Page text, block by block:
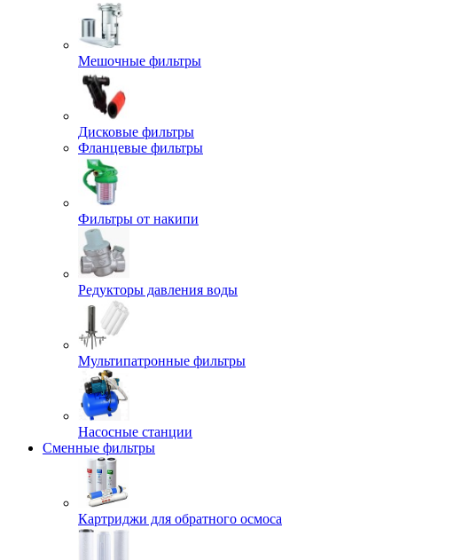
Мешочные фильтры
Дисковые фильтры
Фланцевые фильтры
Фильтры от накипи
Редукторы давления воды
Мультипатронные фильтры
Насосные станции
Сменные фильтры
Картриджи для обратного осмоса